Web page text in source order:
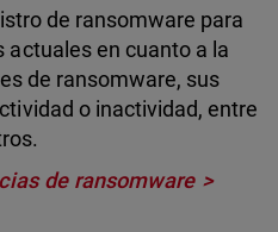
de ransomware para
actuales en cuanto a la
de ransomware, sus
o inactividad, entre
de ransomware